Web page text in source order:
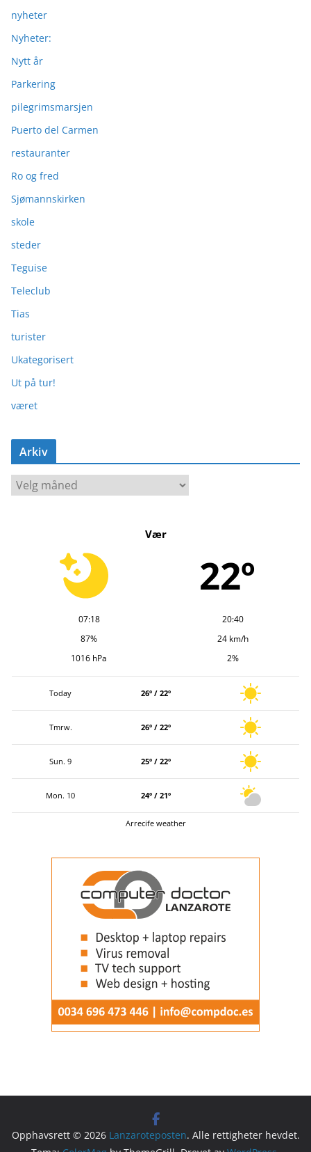
nyheter
Nyheter:
Nytt år
Parkering
pilegrimsmarsjen
Puerto del Carmen
restauranter
Ro og fred
Sjømannskirken
skole
steder
Teguise
Teleclub
Tias
turister
Ukategorisert
Ut på tur!
været
Arkiv
A
Vær
22º
07:18
20:40
87%
24 km/h
1016 hPa
2%
Today 26º / 22º
Tmrw. 26º / 22º
Sun. 9 25º / 22º
Mon. 10 24º / 21º
Arrecife weather
Opphavsrett © 2026 Lanzaroteposten. Alle rettigheter hevdet.